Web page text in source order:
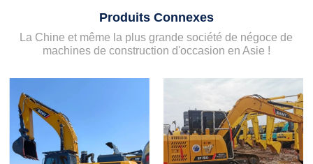
Produits Connexes
La Chine et même la plus grande société de négoce de
machines de construction d'occasion en Asie !